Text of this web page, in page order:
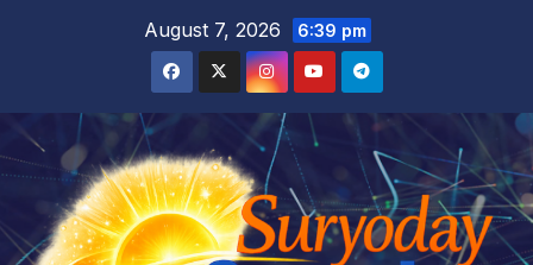
August 7, 2026 6:39 pm